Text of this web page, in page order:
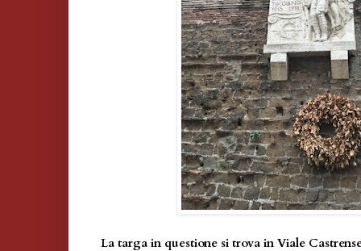
La targa in questione si trova in Viale